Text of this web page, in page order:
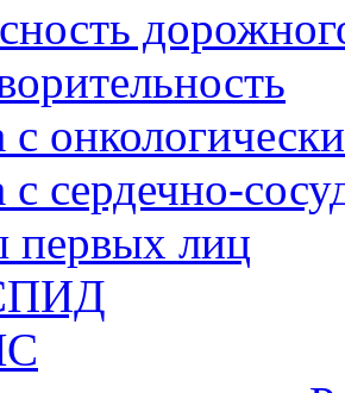
с
с сердечно-
первых лиц